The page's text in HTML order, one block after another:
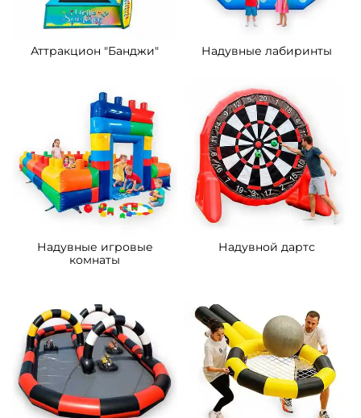
Аттракцион "Банджи" Надувные лабиринты
Надувные игровые
комнаты
Надувной дартс